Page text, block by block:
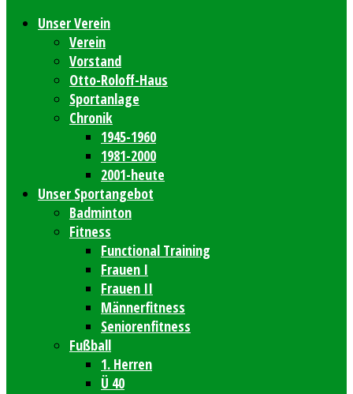
Unser Verein
Verein
Vorstand
Otto-Roloff-Haus
Sportanlage
Chronik
1945-1960
1981-2000
2001-heute
Unser Sportangebot
Badminton
Fitness
Functional Training
Frauen I
Frauen II
Männerfitness
Seniorenfitness
Fußball
1. Herren
Ü 40